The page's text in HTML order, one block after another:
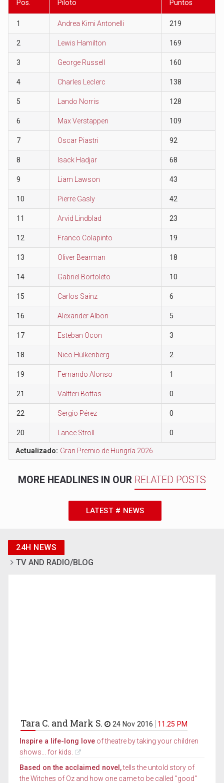
Pos. Piloto Puntos
1 Andrea Kimi Antonelli 219
2 Lewis Hamilton 169
3 George Russell 160
4 Charles Leclerc 138
5 Lando Norris 128
6 Max Verstappen 109
7 Oscar Piastri 92
8 Isack Hadjar 68
9 Liam Lawson 43
10 Pierre Gasly 42
11 Arvid Lindblad 23
12 Franco Colapinto 19
13 Oliver Bearman 18
14 Gabriel Bortoleto 10
15 Carlos Sainz 6
16 Alexander Albon 5
17 Esteban Ocon 3
18 Nico Hülkenberg 2
19 Fernando Alonso 1
21 Valtteri Bottas 0
22 Sergio Pérez 0
20 Lance Stroll 0
Actualizado: Gran Premio de Hungría 2026
MORE HEADLINES IN OUR RELATED POSTS
LATEST # NEWS
24H NEWS
TV AND RADIO/BLOG
Tara C. and Mark S. 24 Nov 2016 11.25 PM
Inspire a life-long love of theatre by taking your children
shows... for kids.
Based on the acclaimed novel,tells the untold story of
the Witches of Oz and how one came to be called "good"